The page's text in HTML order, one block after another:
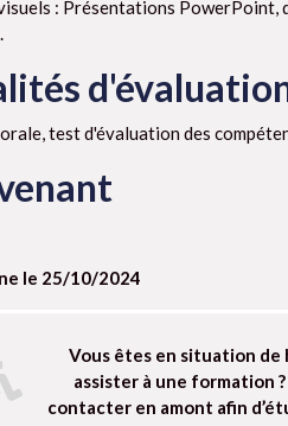
: Présentations PowerPoint,
test d'évaluation des
le 25/10/2024
Vous êtes en situation de
assister à une formation
contacter en amont afin